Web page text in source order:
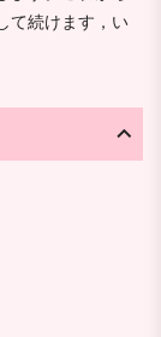
て続けます，い